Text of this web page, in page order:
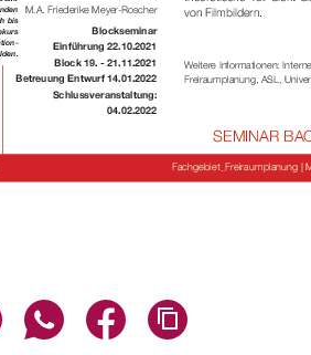
Seite über E-Mail teilen
Seite über WhatsApp teilen
Seite über Facebook